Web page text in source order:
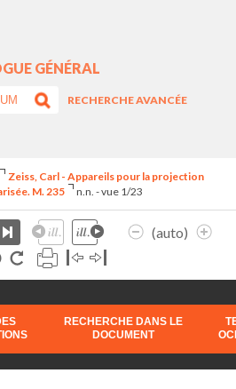
GÉNÉRAL
RECHERCHE AVANCÉE
Zeiss, Carl - Appareils pour la projection
M. 235
n.n. - vue 1/23
(auto)
RECHERCHE DANS LE
DOCUMENT